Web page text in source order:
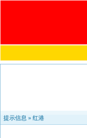
提示信息 » 红港